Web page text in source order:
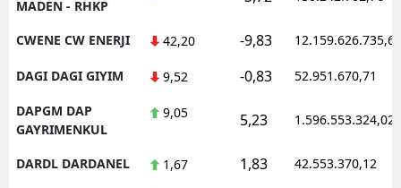
MADEN - RHKP
CWENE CW ENERJI 42,20 -9,83 12.159.626.735,62
DAGI DAGI GIYIM 9,52 -0,83 52.951.670,71
DAPGM DAP
GAYRIMENKUL
9,05 5,23 1.596.553.324,02
DARDL DARDANEL 1,67 1,83 42.553.370,12